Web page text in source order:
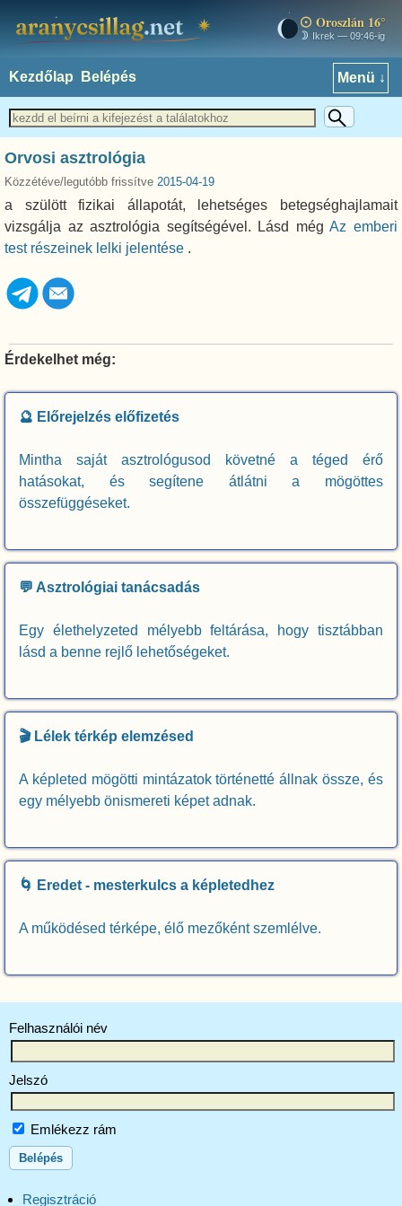
aranycsillag.net Oroszlán 16°
Ikrek — 09:46-ig
Kezdőlap Belépés Menü ↓
Orvosi asztrológia
Közzétéve/legutóbb frissítve 2015-04-19
a szülött fizikai állapotát, lehetséges betegséghajlamait
vizsgálja az asztrológia segítségével. Lásd mégAz emberi
test részeinek lelki jelentése .
Érdekelhet még:
🔮 Előrejelzés előfizetés
Mintha saját asztrológusod követné a téged érő
hatásokat, és segítene átlátni a mögöttes
összefüggéseket.
💬 Asztrológiai tanácsadás
Egy élethelyzeted mélyebb feltárása, hogy tisztábban
lásd a benne rejlő lehetőségeket.
🎬 Lélek térkép elemzésed
A képleted mögötti mintázatok történetté állnak össze, és
egy mélyebb önismereti képet adnak.
🌀 Eredet - mesterkulcs a képletedhez
A működésed térképe, élő mezőként szemlélve.
Felhasználói név
Jelszó
Emlékezz rám
Regisztráció